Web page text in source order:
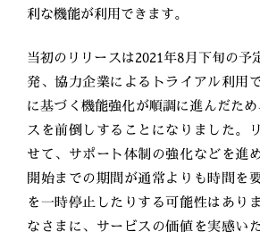
利な機能が利用できます。
当初のリリースは2021年8月下旬の予
発、協力企業によるトライアル利用
に基づく機能強化が順調に進んだた
スを前倒しすることになりました。
せて、サポート体制の強化などを進
開始までの期間が通常よりも時間を
を一時停止したりする可能性はあり
なさまに、サービスの価値を実感い